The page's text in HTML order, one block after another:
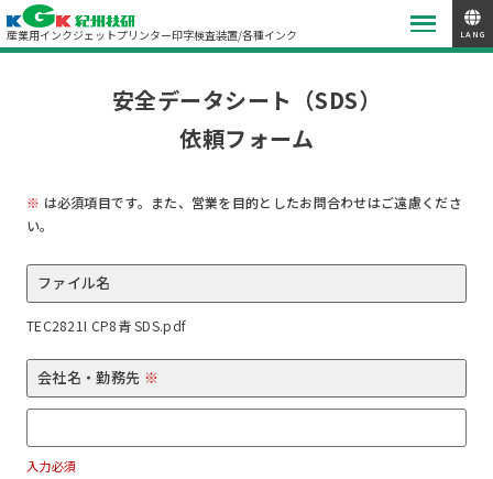
産業用インクジェットプリンター印字検査装置/各種インク LANG
安全データシート（SDS）
依頼フォーム
※ は必須項目です。また、営業を目的としたお問合わせはご遠慮くださ
い。
ファイル名
TEC2821I CP8青 SDS.pdf
会社名・勤務先 ※
入力必須